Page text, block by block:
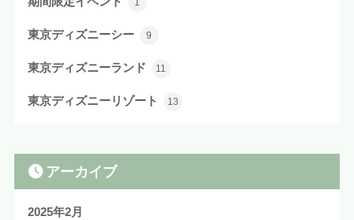
東京ディズニーシー 9
東京ディズニーランド 11
東京ディズニーリゾート 13
アーカイブ
2025年2月